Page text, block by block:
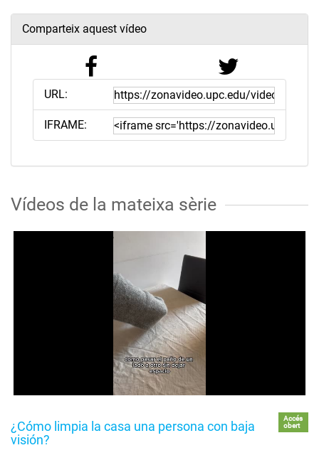
Comparteix aquest vídeo
URL:
IFRAME:
Vídeos de la mateixa sèrie
¿Cómo limpia la casa una persona con baja
visión?
Accés
obert